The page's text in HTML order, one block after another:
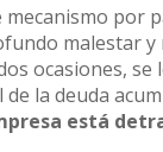
por
malestar
ocasiones,
la deuda
está